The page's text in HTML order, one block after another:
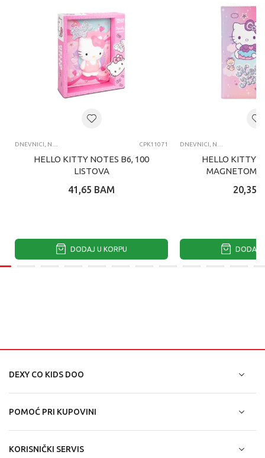
DNEVNICI, NOTESI, AGENDE CPK11071
HELLO KITTY NOTES B6, 100
LISTOVA
41,65 BAM
DODAJ U KORPU
DNEVNICI, NOTESI, AGENDE
HELLO KITTY
MAGNETOM,
20,35
DODAJ
DEXY CO KIDS DOO
POMOĆ PRI KUPOVINI
KORISNIČKI SERVIS